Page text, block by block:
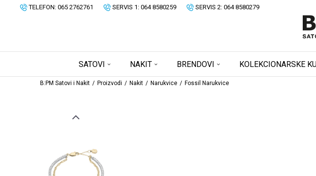
TELEFON: 065 2762761 SERVIS 1: 064 8580259 SERVIS 2: 064 8580279
SATOVI NAKIT BRENDOVI KOLEKCIONARSKE
B:PM Satovi i Nakit Proizvodi Nakit Narukvice Fossil Narukvice